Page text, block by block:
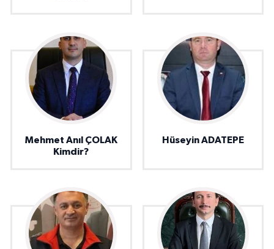
Mehmet Anıl ÇOLAK
Kimdir?
Hüseyin ADATEPE